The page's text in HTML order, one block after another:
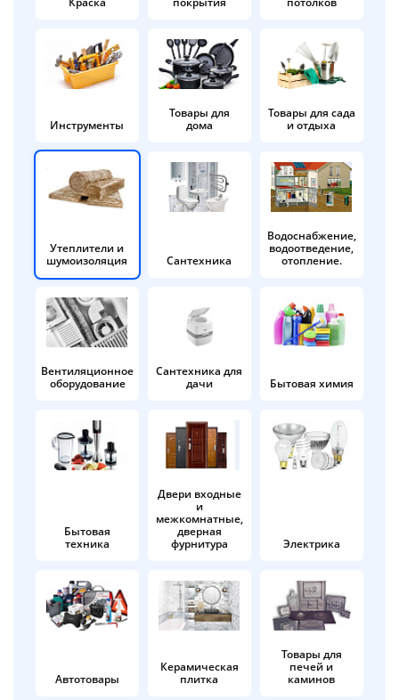
Инструменты
Товары для
дома
Товары для сада
и отдыха
Утеплители и
шумоизоляция
Сантехника
Водоснабжение,
водоотведение,
отопление.
Вентиляционное
оборудование
Сантехника для
дачи
Бытовая химия
Бытовая
техника
Двери входные
и
межкомнатные,
дверная
фурнитура
Электрика
Автотовары
Керамическая
плитка
Товары для
печей и
каминов
в корзину
Оплачивайте сегодня только
25% картой любого банка
Получайте товар
выбранный способом
Оставшиеся
% будут
по25%каждые 2 недели
Подробнее
об оплате Плайтом
раз в 2
недели
Остались вопросы?
8 800 302-02-51
plait.ru